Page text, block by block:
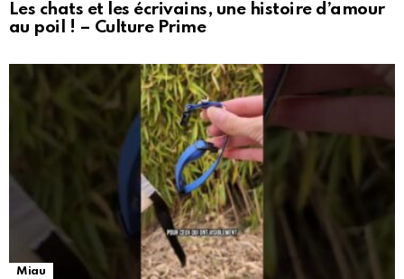
Les chats et les écrivains, une histoire d’amour
au poil ! – Culture Prime
Miau